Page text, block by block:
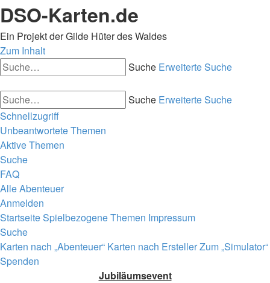
DSO-Karten.de
Ein Projekt der Gilde Hüter des Waldes
Zum Inhalt
Suche Erweiterte Suche
Suche Erweiterte Suche
Schnellzugriff
Unbeantwortete Themen
Aktive Themen
Suche
FAQ
Alle Abenteuer
Anmelden
StartseiteSpielbezogene Themen Impressum
Suche
Karten nach „Abenteuer“ Karten nach ErstellerZum „Simulator“
Spenden
Jubiläumsevent